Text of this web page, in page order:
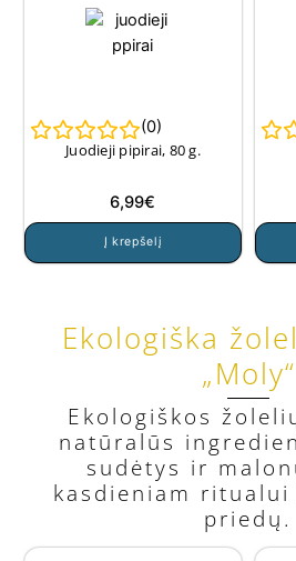
(0)
Juodieji pipirai, 80 g.
6,99€
Į krepšelį
Ekologiška
„Moly“
Ekologiškos
natūralūs
sudėtys ir
kasdieniam
priedų.